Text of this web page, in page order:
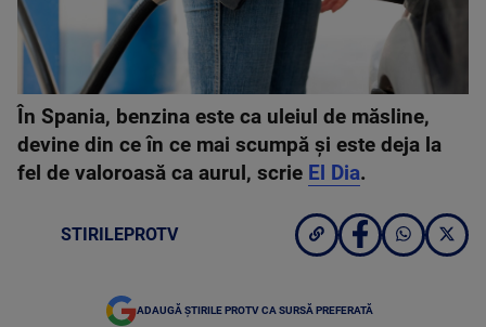
În Spania, benzina este ca uleiul de măsline,
devine din ce în ce mai scumpă și este deja la
fel de valoroasă ca aurul, scrie El Dia.
STIRILEPROTV
ADAUGĂ ȘTIRILE PROTV CA SURSĂ PREFERATĂ